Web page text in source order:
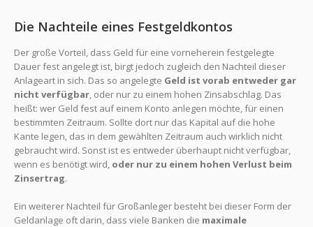
Die Nachteile eines Festgeldkontos
Der große Vorteil, dass Geld für eine vorneherein festgelegte
Dauer fest angelegt ist, birgt jedoch zugleich den Nachteil dieser
Anlageart in sich. Das so angelegte Geld ist vorab entweder gar
nicht verfügbar, oder nur zu einem hohen Zinsabschlag. Das
heißt: wer Geld fest auf einem Konto anlegen möchte, für einen
bestimmten Zeitraum. Sollte dort nur das Kapital auf die hohe
Kante legen, das in dem gewählten Zeitraum auch wirklich nicht
gebraucht wird. Sonst ist es entweder überhaupt nicht verfügbar,
wenn es benötigt wird, oder nur zu einem hohen Verlust beim
Zinsertrag.
Ein weiterer Nachteil für Großanleger besteht bei dieser Form der
Geldanlage oft darin, dass viele Banken die maximale